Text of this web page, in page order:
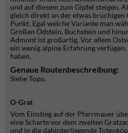
und auf diesem zum Gipfel steigen.
gleich direkt an der etwas brüchigen
Punkt. Egal welche Variante man
Großen Ödstein, Buchstein und
Admont ist großartig. Vor allem
ein wenig alpine Erfahrung
haben.
Genaue Routenbeschreibung:
Siehe Topo.
O-Grat
Vom Einstieg auf der Pfarrmauer
eine Scharte vor dem zweiten
und in die dahinterliegende